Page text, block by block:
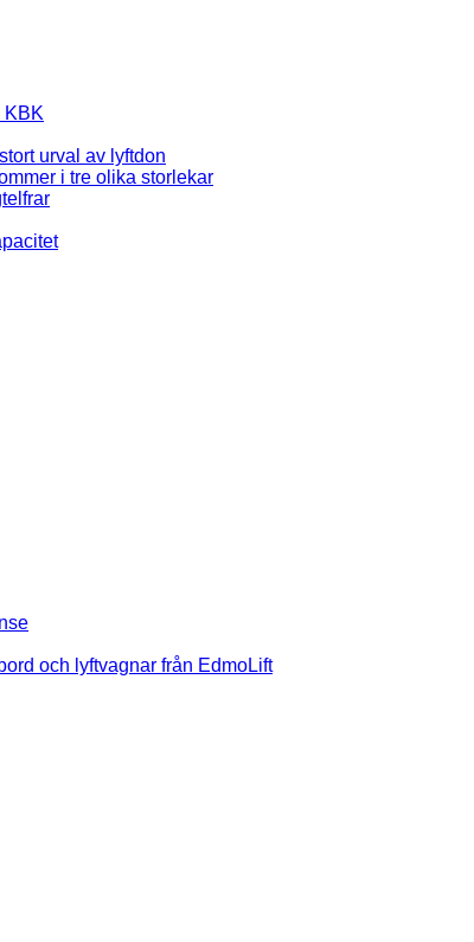
KBK
urval av lyftdon
och lyftvagnar från EdmoLift